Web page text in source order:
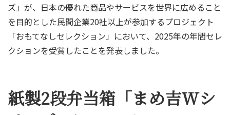
ズ」が、日本の優れた商品やサービスを世界に広めること
を目的とした民間企業20社以上が参加するプロジェクト
「おもてなしセレクション」において、2025年の年間セレ
クションを受賞したことを発表しました。
紙製2段弁当箱「まめ吉Wシ